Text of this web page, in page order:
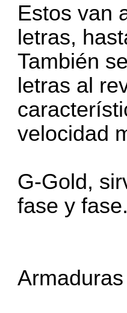
Estos van
letras,
También
letras al
velocidad
G-Gold,
fase y fase.
Armaduras